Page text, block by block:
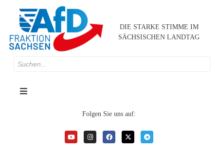
DIE STARKE STIMME IM
SÄCHSISCHEN LANDTAG
Folgen Sie uns auf: